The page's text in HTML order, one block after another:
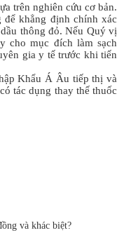
trên nghiên cứu cơ bản.
để khẳng định chính xác
thông đỏ. Nếu Quý vị
cho mục đích làm sạch
gia y tế trước khi tiến
Khẩu Á Âu tiếp thị và
tác dụng thay thế thuốc
và khác biệt?